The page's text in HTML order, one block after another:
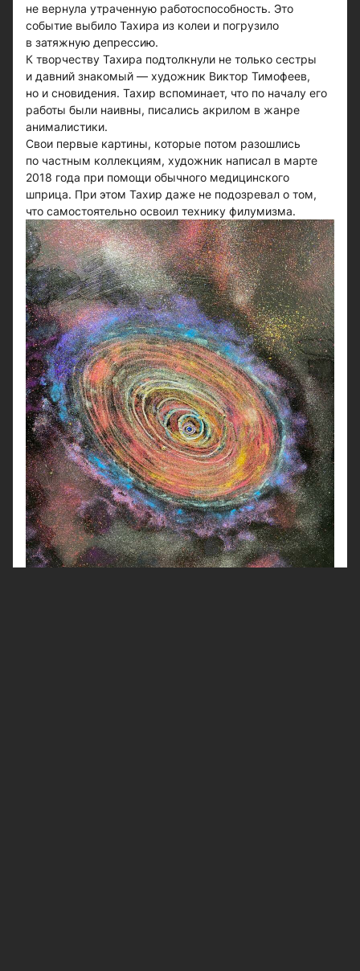
не вернула утраченную работоспособность. Это
событие выбило Тахира из колеи и погрузило
в затяжную депрессию.
К творчеству Тахира подтолкнули не только сестры
и давний знакомый — художник Виктор Тимофеев,
но и сновидения. Тахир вспоминает, что по началу его
работы были наивны, писались акрилом в жанре
анималистики.
Свои первые картины, которые потом разошлись
по частным коллекциям, художник написал в марте
2018 года при помощи обычного медицинского
шприца. При этом Тахир даже не подозревал о том,
что самостоятельно освоил технику филумизма.